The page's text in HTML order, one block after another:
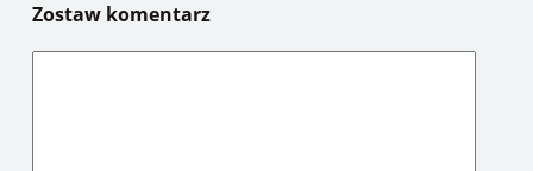
Zostaw komentarz